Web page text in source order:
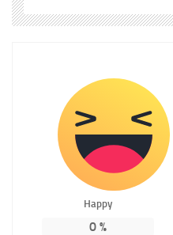
Happy
0 %